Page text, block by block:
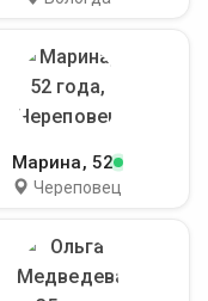
Марина, 52
Череповец